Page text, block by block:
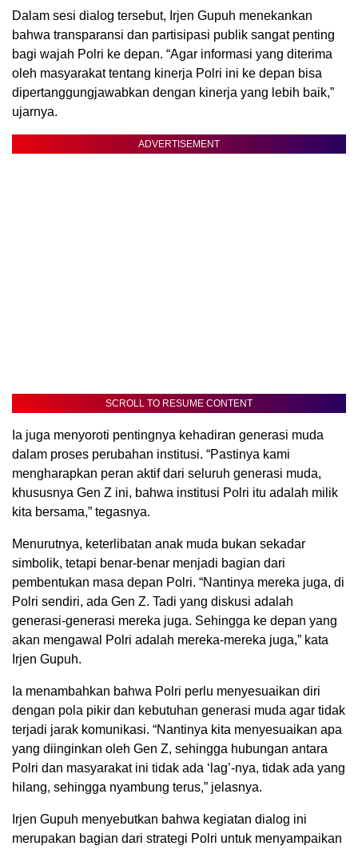
Dalam sesi dialog tersebut, Irjen Gupuh menekankan
bahwa transparansi dan partisipasi publik sangat penting
bagi wajah Polri ke depan. “Agar informasi yang diterima
oleh masyarakat tentang kinerja Polri ini ke depan bisa
dipertanggungjawabkan dengan kinerja yang lebih baik,”
ujarnya.
ADVERTISEMENT
SCROLL TO RESUME CONTENT
Ia juga menyoroti pentingnya kehadiran generasi muda
dalam proses perubahan institusi. “Pastinya kami
mengharapkan peran aktif dari seluruh generasi muda,
khususnya Gen Z ini, bahwa institusi Polri itu adalah milik
kita bersama,” tegasnya.
Menurutnya, keterlibatan anak muda bukan sekadar
simbolik, tetapi benar-benar menjadi bagian dari
pembentukan masa depan Polri. “Nantinya mereka juga, di
Polri sendiri, ada Gen Z. Tadi yang diskusi adalah
generasi-generasi mereka juga. Sehingga ke depan yang
akan mengawal Polri adalah mereka-mereka juga,” kata
Irjen Gupuh.
Ia menambahkan bahwa Polri perlu menyesuaikan diri
dengan pola pikir dan kebutuhan generasi muda agar tidak
terjadi jarak komunikasi. “Nantinya kita menyesuaikan apa
yang diinginkan oleh Gen Z, sehingga hubungan antara
Polri dan masyarakat ini tidak ada ‘lag’-nya, tidak ada yang
hilang, sehingga nyambung terus,” jelasnya.
Irjen Gupuh menyebutkan bahwa kegiatan dialog ini
merupakan bagian dari strategi Polri untuk menyampaikan